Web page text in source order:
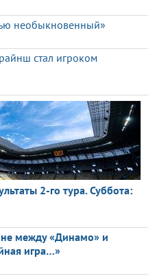
необыкновенный»
стал игроком
2-го тура. Суббота:
между «Динамо» и
игра…»